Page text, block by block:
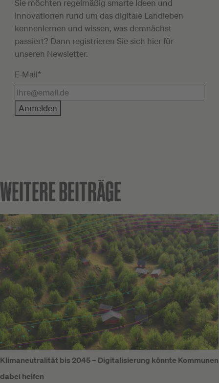
Sie möchten regelmäßig smarte Ideen und
Innovationen rund um das digitale Landleben
kennenlernen und wissen, was demnächst
passiert? Dann registrieren Sie sich hier für
unseren Newsletter.
E-Mail*
Anmelden
WEITERE BEITRÄGE
Klimaneutralität bis 2045 – Digitalisierung könnte Kommunen
dabei helfen